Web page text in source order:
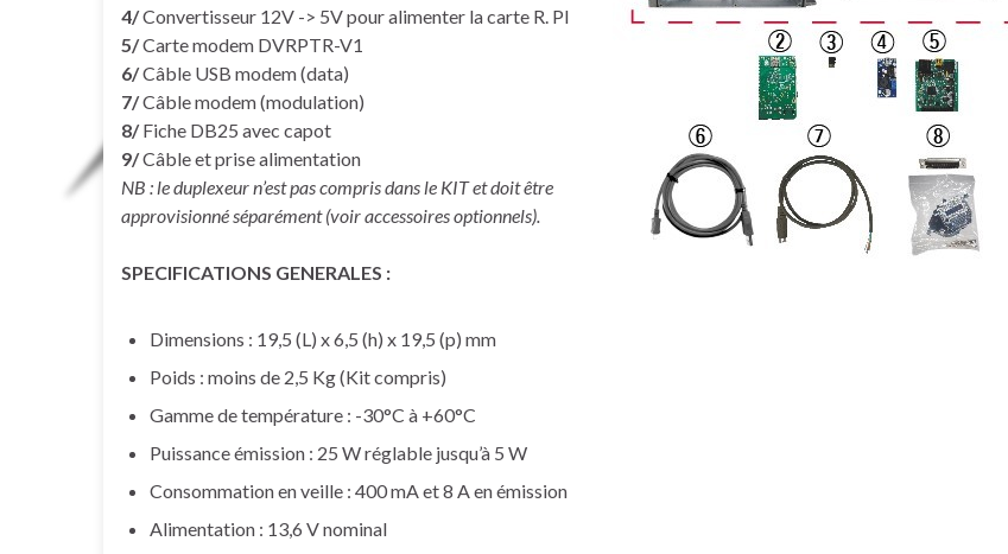
4/Convertisseur 12V -> 5V pour alimenter la carte R. PI
5/Carte modem DVRPTR-V1
6/Câble USB modem (data)
7/Câble modem (modulation)
8/Fiche DB25 avec capot
9/Câble et prise alimentation
NB : le duplexeur n’est pas compris dans le KIT et doit être
approvisionné séparément (voir accessoires optionnels).
SPECIFICATIONS GENERALES :
Dimensions : 19,5 (L) x 6,5 (h) x 19,5 (p) mm
Poids : moins de 2,5 Kg (Kit compris)
Gamme de température : -30°C à +60°C
Puissance émission : 25 W réglable jusqu’à 5 W
Consommation en veille : 400 mA et 8 A en émission
Alimentation : 13,6 V nominal